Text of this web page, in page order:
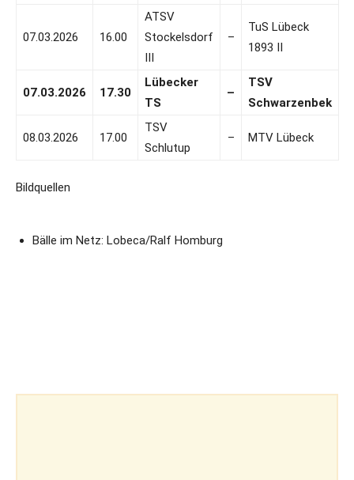
07.03.2026 16.00
ATSV
Stockelsdorf
III
–
TuS Lübeck
1893 II
07.03.2026 17.30
Lübecker
TS
–
TSV
Schwarzenbek
08.03.2026 17.00
TSV
Schlutup
– MTV Lübeck
Bildquellen
Bälle im Netz: Lobeca/Ralf Homburg